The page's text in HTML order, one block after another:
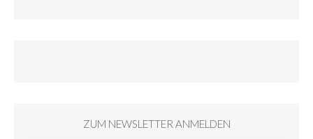
ZUM NEWSLETTER ANMELDEN